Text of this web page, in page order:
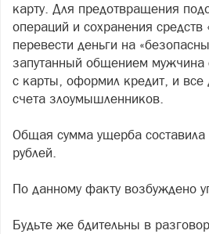
карту. Для предотвращения
операций и сохранения средств
перевести деньги на
запутанный общением мужчина
с карты, оформил кредит, и все
счета злоумышленников.
Общая сумма ущерба
рублей.
По данному факту возбуждено
Будьте же бдительны в